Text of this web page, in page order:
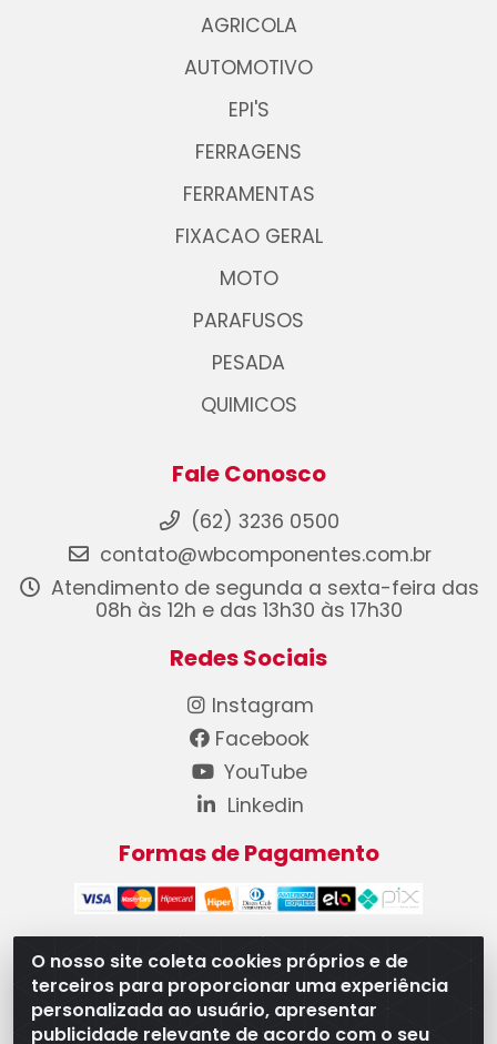
O nosso site coleta cookies próprios e de
terceiros para proporcionar uma experiência
personalizada ao usuário, apresentar
publicidade relevante de acordo com o seu
AGRICOLA
AUTOMOTIVO
EPI'S
FERRAGENS
FERRAMENTAS
FIXACAO GERAL
MOTO
PARAFUSOS
PESADA
QUIMICOS
Fale Conosco
(62) 3236 0500
contato@wbcomponentes.com.br
Atendimento de segunda a sexta-feira das
08h às 12h e das 13h30 às 17h30
Redes Sociais
Instagram
Facebook
YouTube
Linkedin
Formas de Pagamento
WB Componentes Automotivos LTDA - CNPJ
08.528.393/0001-12 - Rua do Níquel, 667 - Parque
Oeste Industrial, Goiânia/GO - CEP 74375-660